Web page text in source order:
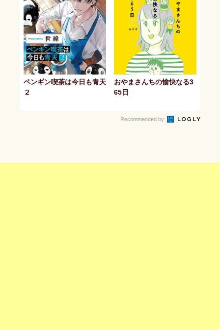
ペンギン喫茶は今日も青天
２
おやまさんちの愉快なる3
65日
Recommended by